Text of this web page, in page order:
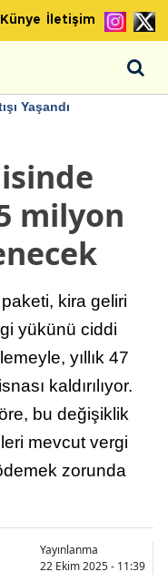
Künye İletişim
Yaşandı
milyon
kira geliri
yükünü ciddi
yıllık 47
kaldırılıyor.
bu değişiklik
mevcut vergi
zorunda
Yayınlanma
22 Ekim 2025 - 11:39